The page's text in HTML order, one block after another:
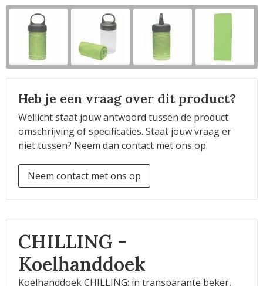
Heb je een vraag over dit product?
Wellicht staat jouw antwoord tussen de product
omschrijving of specificaties. Staat jouw vraag er
niet tussen? Neem dan contact met ons op
Neem contact met ons op
CHILLING -
Koelhanddoek
Koelhanddoek CHILLING: in transparante beker,